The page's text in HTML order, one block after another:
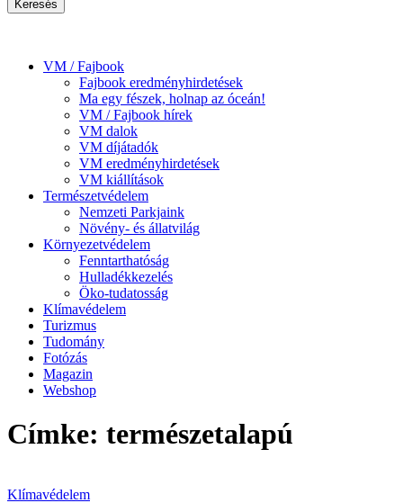
VM / Fajbook
Fajbook eredményhirdetések
Ma egy fészek, holnap az óceán!
VM / Fajbook hírek
VM dalok
VM díjátadók
VM eredményhirdetések
VM kiállítások
Természetvédelem
Nemzeti Parkjaink
Növény- és állatvilág
Környezetvédelem
Fenntarthatóság
Hulladékkezelés
Öko-tudatosság
Klímavédelem
Turizmus
Tudomány
Fotózás
Magazin
Webshop
Címke: természetalapú
Klímavédelem